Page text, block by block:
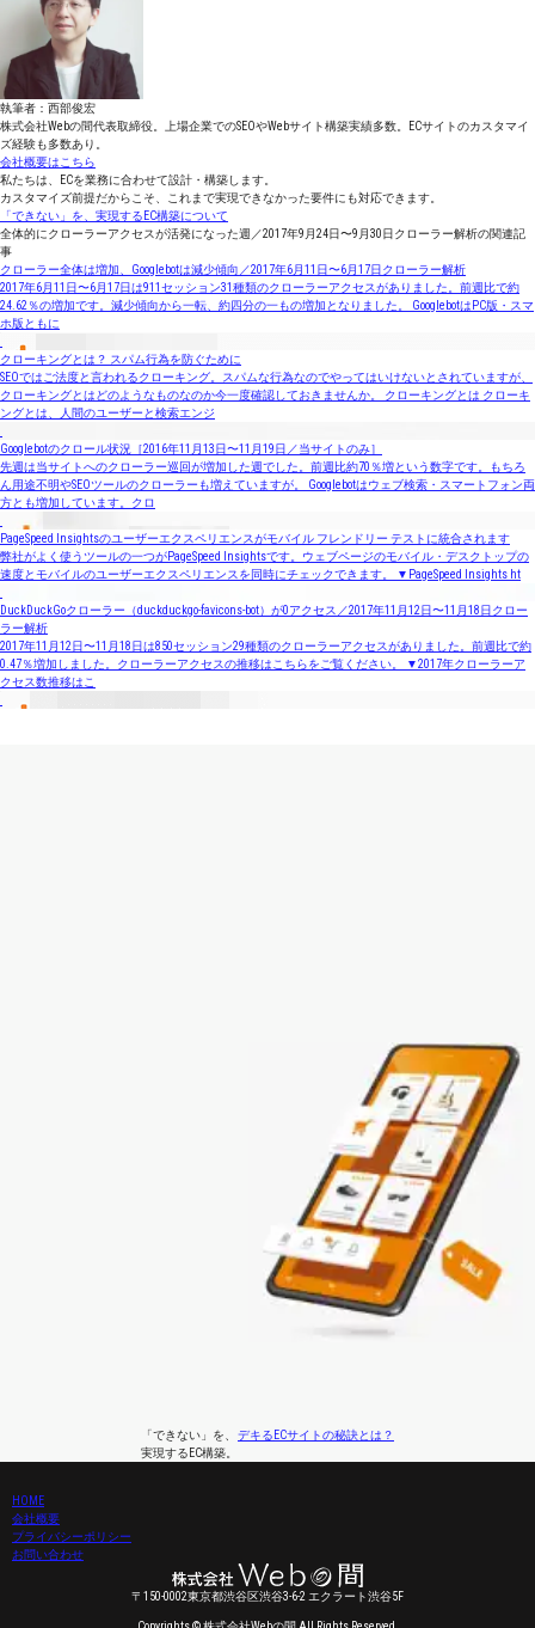
執筆者：西部俊宏
株式会社Webの間代表取締役。上場企業でのSEOやWebサイト構築実績多数。ECサイトのカスタマイ
ズ経験も多数あり。
会社概要はこちら
私たちは、ECを業務に合わせて設計・構築します。
カスタマイズ前提だからこそ、これまで実現できなかった要件にも対応できます。
「できない」を、実現するEC構築について
全体的にクローラーアクセスが活発になった週／2017年9月24日〜9月30日クローラー解析の関連記
事
クローラー全体は増加、Googlebotは減少傾向／2017年6月11日〜6月17日クローラー解析
2017年6月11日〜6月17日は911セッション31種類のクローラーアクセスがありました。前週比で約
24.62％の増加です。減少傾向から一転、約四分の一もの増加となりました。 GooglebotはPC版・スマ
ホ版ともに
クローキングとは？ スパム行為を防ぐために
SEOではご法度と言われるクローキング。スパムな行為なのでやってはいけないとされていますが、
クローキングとはどのようなものなのか今一度確認しておきませんか。 クローキングとは クローキ
ングとは、人間のユーザーと検索エンジ
Googlebotのクロール状況［2016年11月13日〜11月19日／当サイトのみ］
先週は当サイトへのクローラー巡回が増加した週でした。前週比約70％増という数字です。もちろ
ん用途不明やSEOツールのクローラーも増えていますが。 Googlebotはウェブ検索・スマートフォン両
方とも増加しています。クロ
PageSpeed Insightsのユーザーエクスペリエンスがモバイル フレンドリー テストに統合されます
弊社がよく使うツールの一つがPageSpeed Insightsです。ウェブページのモバイル・デスクトップの
速度とモバイルのユーザーエクスペリエンスを同時にチェックできます。 ▼PageSpeed Insights ht
DuckDuckGoクローラー（duckduckgo-favicons-bot）が0アクセス／2017年11月12日〜11月18日クロー
ラー解析
2017年11月12日〜11月18日は850セッション29種類のクローラーアクセスがありました。前週比で約
0.47％増加しました。クローラーアクセスの推移はこちらをご覧ください。 ▼2017年クローラーア
クセス数推移はこ
「できない」 を、
実現するEC構築。
デキるECサイトの秘訣とは？
HOME
会社概要
プライバシーポリシー
お問い合わせ
〒150-0002東京都渋谷区渋谷3-6-2 エクラート渋谷5F